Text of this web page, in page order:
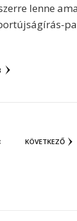
lenne
KÖVETKEZŐ